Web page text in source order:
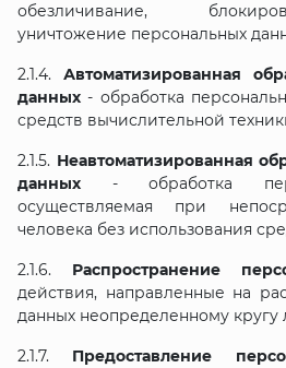
обезличивание,
уничтожение персональных
2.1.4. Автоматизированная
данных- обработка
средств вычислительной
2.1.5. Неавтоматизированная
данных - обработка
осуществляемая при
человека без использования
2.1.6. Распространение
действия, направленные на
данных неопределенному кругу
2.1.7. Предоставление